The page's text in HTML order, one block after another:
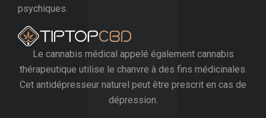
psychiques.
Le cannabis médical appelé également cannabis
thérapeutique utilise le chanvre à des fins médicinales.
Cet antidépresseur naturel peut être prescrit en cas de
dépression.